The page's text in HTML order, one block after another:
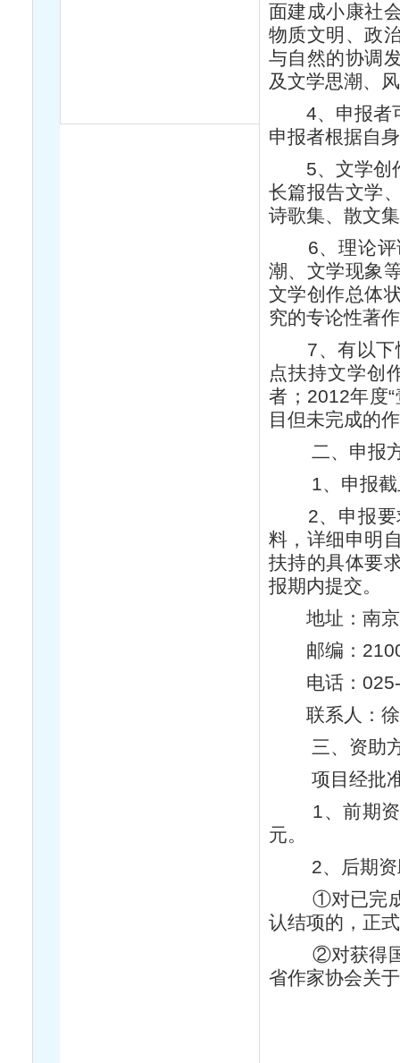
面建成小康社
物质文明、政
与自然的协调
及文学思潮、
4、申报者可
申报者根据自
5、文学创作
长篇报告文学
诗歌集、散文
6、理论评论
潮、文学现象
文学创作总体
究的专论性著
7、有以下情
点扶持文学创
者；2012年度
目但未完成的
二、申报
1、申报截
2、申报要
料，详细申明
扶持的具体要
报期内提交。
地址：南京
邮编：
电话：
联系人：徐
三、资助
项目经批准
1、前期资助
元。
2、后期资
①对已完成的
认结项的，正
②对获得国家
省作家协会关